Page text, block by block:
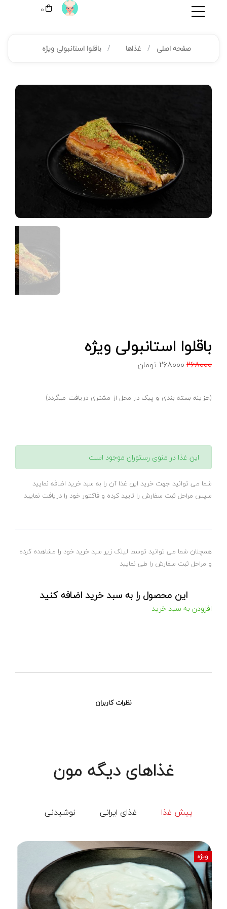
0
صفحه اصلی غذاها باقلوا استانبولی ویژه
باقلوا استانبولی ویژه
268000
268000 تومان
(هزینه بسته بندی و پیک در محل از مشتری دریافت میگردد)
این غذا در منوی رستوران موجود است
شما می توانید جهت خرید این غذا آن را به سبد خرید اضافه نمایید
سپس مراحل ثبت سفارش را تایید کرده و فاکتور خود را دریافت نمایید
همچنان شما می توانید توسط لینک زیر سبد خرید خود را مشاهده کرده
و مراحل ثبت سفارش را طی نمایید
این محصول را به سبد خرید اضافه کنید
افزودن به سبد خرید
نظرات کاربران
غذاهای دیگه مون
پیش غذا غذای ایرانی نوشیدنی
ویژه